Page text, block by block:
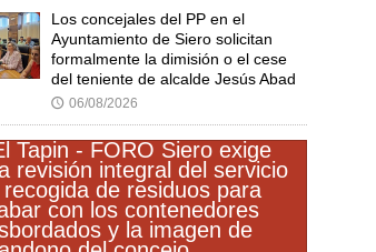
Los concejales del PP en el
Ayuntamiento de Siero solicitan
formalmente la dimisión o el cese
del teniente de alcalde Jesús Abad
🕔 06/08/2026